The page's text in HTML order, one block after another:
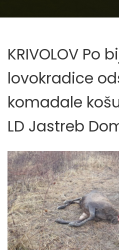
KRIVOLOV Po
lovokradice
komadale
LD Jastreb